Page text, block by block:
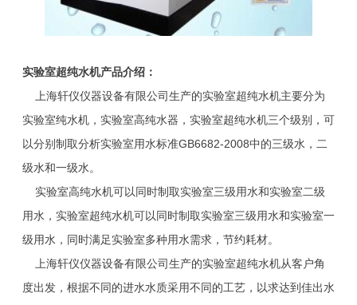
实验室超纯水机产品介绍：
上海轩仪仪器设备有限公司生产的实验室超纯水机主要分为
实验室纯水机，实验室高纯水器，实验室超纯水机三个级别，可
以分别制取分析实验室用水标准GB6682-2008中的三级水，二
级水和一级水。
实验室高纯水机可以同时制取实验室三级用水和实验室二级
用水，实验室超纯水机可以同时制取实验室三级用水和实验室一
级用水，同时满足实验室多种用水需求，节约耗材。
上海轩仪仪器设备有限公司生产的实验室超纯水机从客户角
度出发，根据不同的进水水质采用不同的工艺，以求达到佳出水